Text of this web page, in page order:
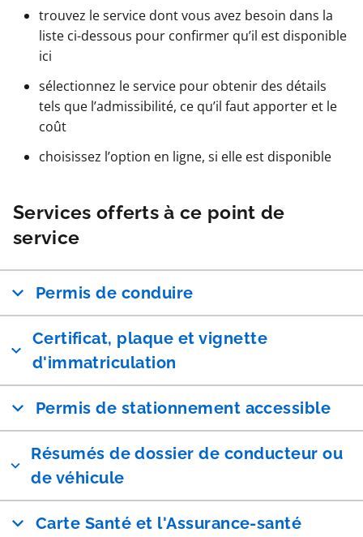
trouvez le service dont vous avez besoin dans la
liste ci-dessous pour confirmer qu’il est disponible
ici
sélectionnez le service pour obtenir des détails
tels que l’admissibilité, ce qu’il faut apporter et le
coût
choisissez l’option en ligne, si elle est disponible
Services offerts à ce point de
service
Permis de conduire
Certificat, plaque et vignette
d'immatriculation
Permis de stationnement accessible
Résumés de dossier de conducteur ou
de véhicule
Carte Santé et l'Assurance-santé